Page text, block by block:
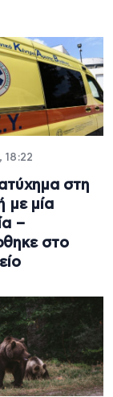
18:22
στη
με μία
–
στο